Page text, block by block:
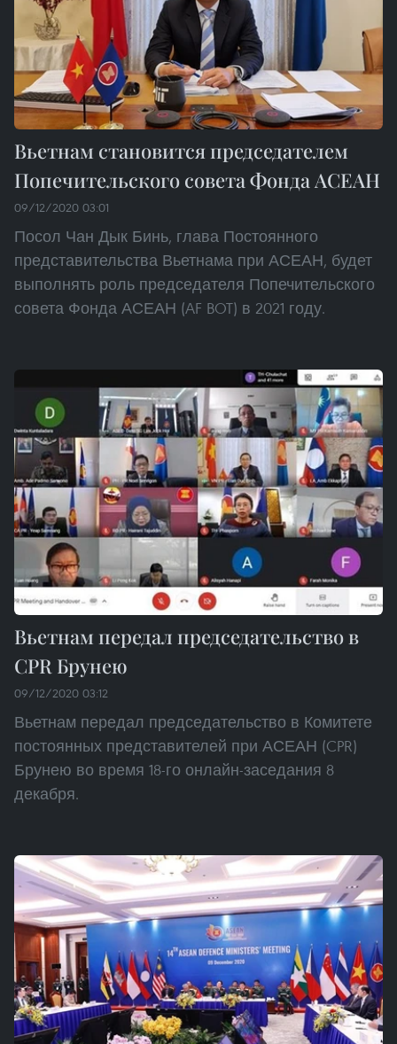
Вьетнам становится председателем
Попечительского совета Фонда АСЕАН
09/12/2020 03:01
Посол Чан Дык Бинь, глава Постоянного
представительства Вьетнама при АСЕАН, будет
выполнять роль председателя Попечительского
совета Фонда АСЕАН (AF BOT) в 2021 году.
Вьетнам передал председательство в
CPR Брунею
09/12/2020 03:12
Вьетнам передал председательство в Комитете
постоянных представителей при АСЕАН (CPR)
Брунею во время 18-го онлайн-заседания 8
декабря.